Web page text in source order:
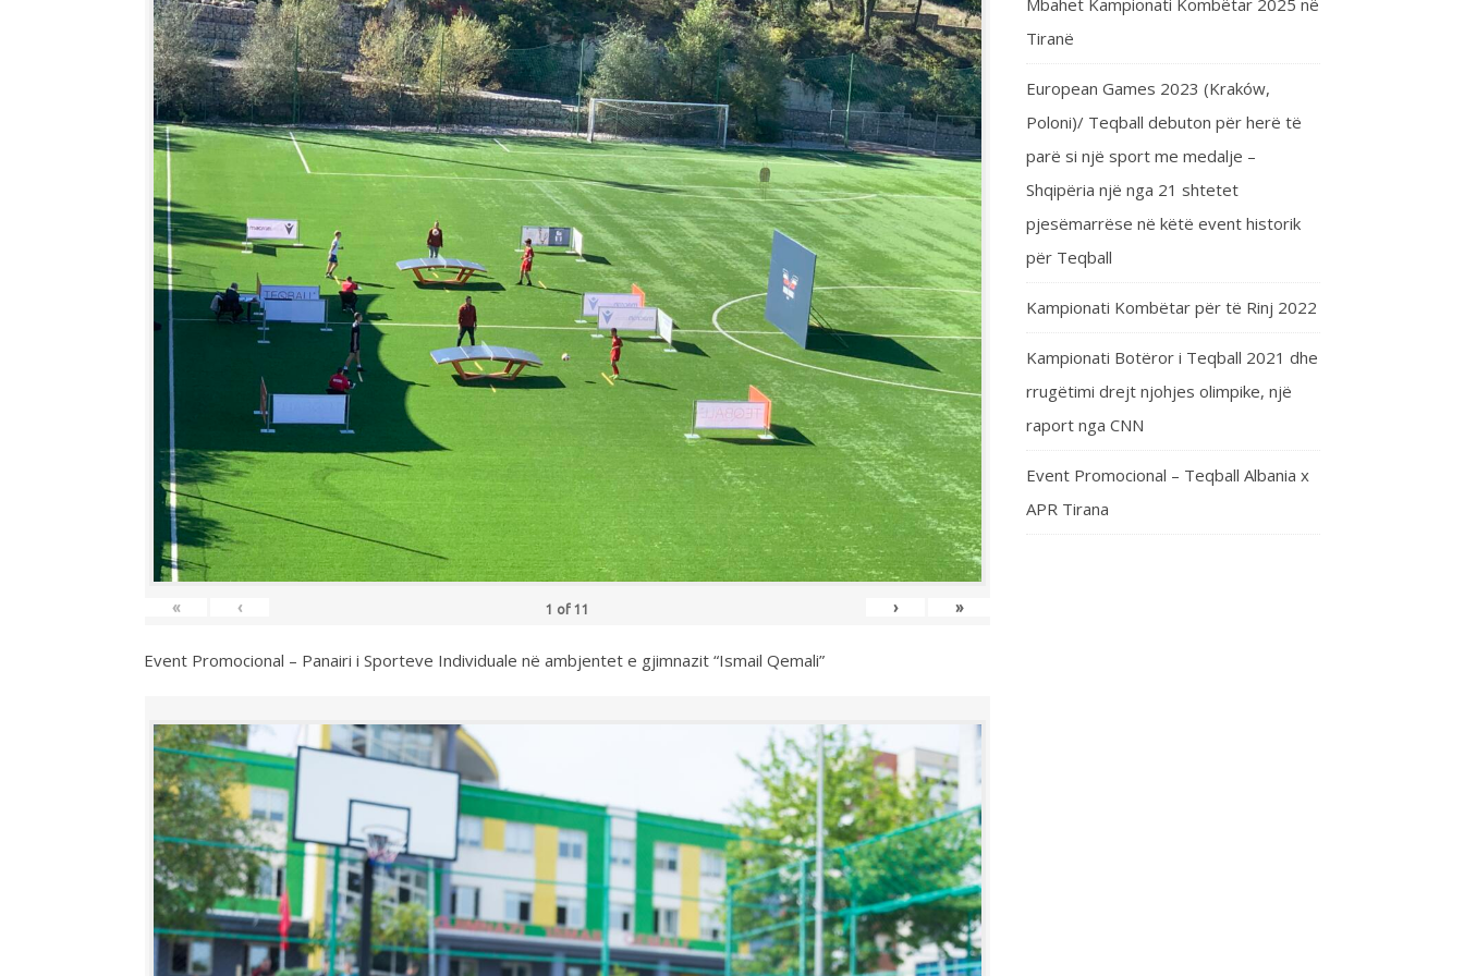
« ‹ 1 of 11 › »
Event Promocional – Panairi i Sporteve Individuale në ambjentet e gjimnazit “Ismail Qemali”
Mbahet Kampionati Kombëtar 2025 në
Tiranë
European Games 2023 (Kraków,
Poloni)/ Teqball debuton për herë të
parë si një sport me medalje –
Shqipëria një nga 21 shtetet
pjesëmarrëse në këtë event historik
për Teqball
Kampionati Kombëtar për të Rinj 2022
Kampionati Botëror i Teqball 2021 dhe
rrugëtimi drejt njohjes olimpike, një
raport nga CNN
Event Promocional – Teqball Albania x
APR Tirana